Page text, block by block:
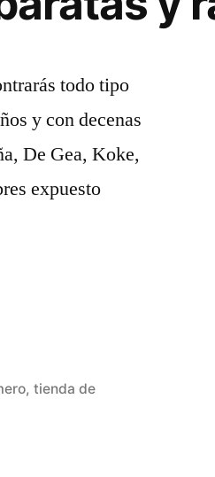
todo tipo
y con decenas
De Gea, Koke,
expuesto
,tienda de